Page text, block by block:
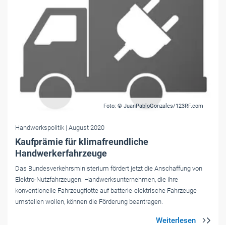
Foto: © JuanPabloGonzales/123RF.com
Handwerkspolitik | August 2020
Kaufprämie für klimafreundliche
Handwerkerfahrzeuge
Das Bundesverkehrsministerium fördert jetzt die Anschaffung von
Elektro-Nutzfahrzeugen. Handwerksunternehmen, die ihre
konventionelle Fahrzeugflotte auf batterie-elektrische Fahrzeuge
umstellen wollen, können die Förderung beantragen.